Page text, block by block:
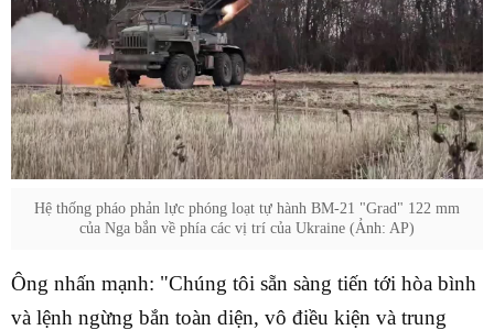
Hệ thống pháo phản lực phóng loạt tự hành BM-21 "Grad" 122 mm
của Nga bắn về phía các vị trí của Ukraine (Ảnh: AP)
Ông nhấn mạnh: "Chúng tôi sẵn sàng tiến tới hòa bình
và lệnh ngừng bắn toàn diện, vô điều kiện và trung